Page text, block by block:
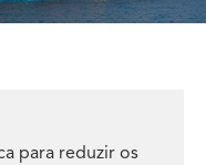
para reduzir os